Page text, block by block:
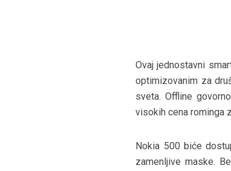
Ovaj jednostavni
optimizovanim za
sveta. Offline
visokih cena rominga
Nokia 500 biće
zamenljive maske.